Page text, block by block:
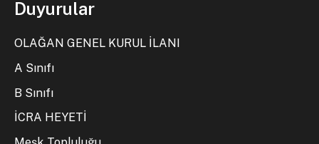
Duyurular
OLAĞAN GENEL KURUL İLANI
A Sınıfı
B Sınıfı
İCRA HEYETİ